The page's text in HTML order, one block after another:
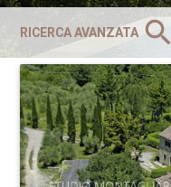
RICERCA AVANZATA search